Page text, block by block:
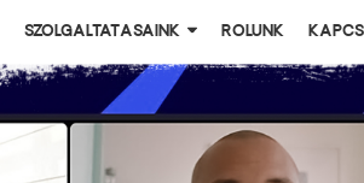
Szolgáltatásaink Rólunk